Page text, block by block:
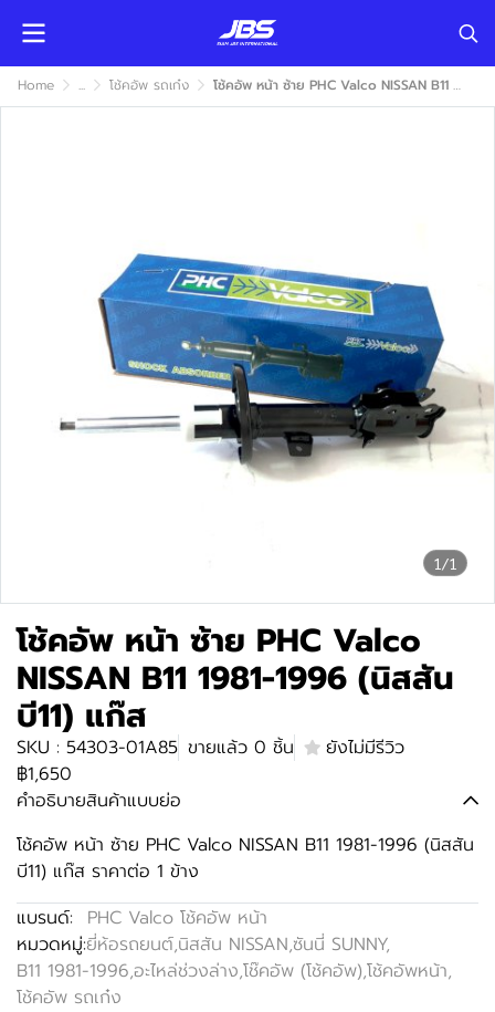
Home ... โช้คอัพ รถเก๋ง โช้คอัพ หน้า ซ้าย PHC Valco NISSAN B11 1981-1996 (นิสสัน บี11) แก๊ส
1/1
โช้คอัพ หน้า ซ้าย PHC Valco
NISSAN B11 1981-1996 (นิสสัน
บี11) แก๊ส
SKU : 54303-01A85 ขายแล้ว 0 ชิ้น
ยังไม่มีรีวิว
฿1,650
คำอธิบายสินค้าแบบย่อ
โช้คอัพ หน้า ซ้าย PHC Valco NISSAN B11 1981-1996 (นิสสัน
บี11) แก๊ส ราคาต่อ 1 ข้าง
แบรนด์:
PHC Valco โช้คอัพ หน้า
หมวดหมู่:ยี่ห้อรถยนต์,นิสสัน NISSAN,ซันนี่ SUNNY,
B11 1981-1996,อะไหล่ช่วงล่าง,โช๊คอัพ (โช้คอัพ),โช้คอัพหน้า,
โช้คอัพ รถเก๋ง